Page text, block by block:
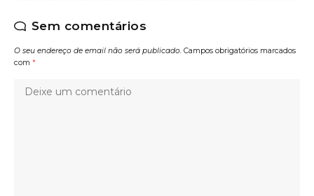
Sem comentários
O seu endereço de email não será publicado. Campos obrigatórios marcados
com *